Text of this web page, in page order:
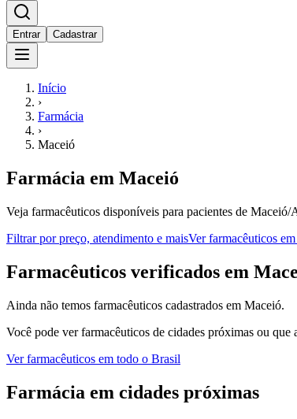
Entrar Cadastrar
Início
›
Farmácia
›
Maceió
Farmácia em Maceió
Veja farmacêuticos disponíveis para pacientes de Maceió/
Filtrar por preço, atendimento e maisVerfarmacêuticos
Farmacêuticos verificados em
Ainda não temos farmacêuticos cadastrados em Maceió.
Você pode verfarmacêuticos de cidades próximas ou que
Verfarmacêuticos em todo o Brasil
Farmácia em cidades próximas